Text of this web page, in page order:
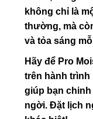
không chỉ là
thường, mà
và tỏa sáng
Hãy để Pro
trên hành trình
giúp bạn
ngời. Đặt lịch